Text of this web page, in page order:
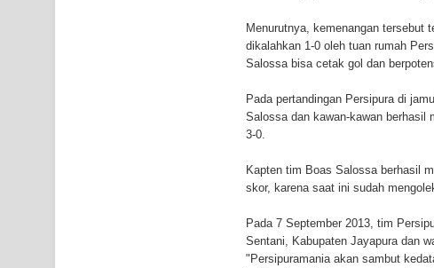
Menurutnya, kemenangan tersebut
dikalahkan 1-0 oleh tuan rumah
Salossa bisa cetak gol dan
Pada pertandingan Persipura di
Salossa dan kawan-kawan berhasil
3-0.
Kapten tim Boas Salossa berhasil
skor, karena saat ini sudah
Pada 7 September 2013, tim
Sentani, Kabupaten Jayapura dan
"Persipuramania akan sambut